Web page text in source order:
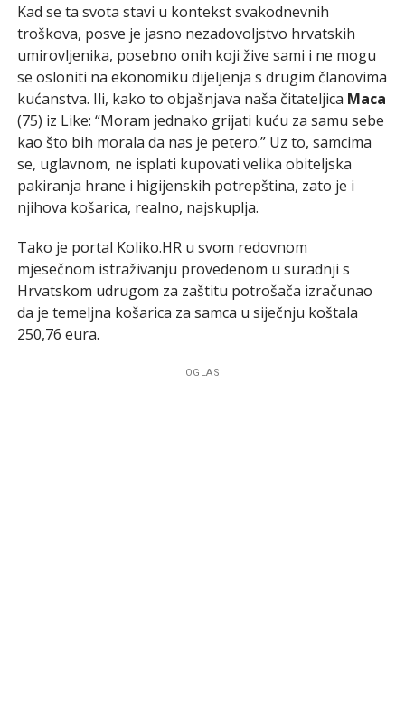
Kad se ta svota stavi u kontekst svakodnevnih
troškova, posve je jasno nezadovoljstvo hrvatskih
umirovljenika, posebno onih koji žive sami i ne mogu
se osloniti na ekonomiku dijeljenja s drugim članovima
kućanstva. Ili, kako to objašnjava naša čitateljica Maca
(75) iz Like: “Moram jednako grijati kuću za samu sebe
kao što bih morala da nas je petero.” Uz to, samcima
se, uglavnom, ne isplati kupovati velika obiteljska
pakiranja hrane i higijenskih potrepština, zato je i
njihova košarica, realno, najskuplja.
Tako je portal Koliko.HR u svom redovnom
mjesečnom istraživanju provedenom u suradnji s
Hrvatskom udrugom za zaštitu potrošača izračunao
da je temeljna košarica za samca u siječnju koštala
250,76 eura.
OGLAS